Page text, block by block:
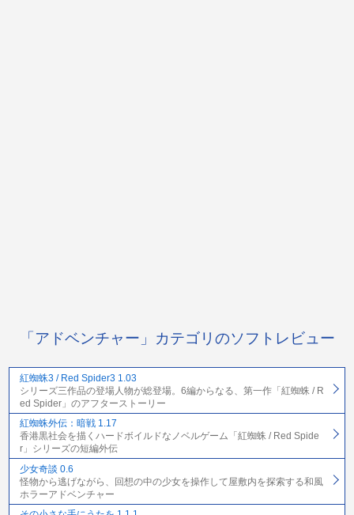
「アドベンチャー」カテゴリのソフトレビュー
紅蜘蛛3 / Red Spider3 1.03
シリーズ三作品の登場人物が総登場。6編からなる、第一作「紅蜘蛛 / R
ed Spider」のアフターストーリー
紅蜘蛛外伝：暗戦 1.17
香港黒社会を描くハードボイルドなノベルゲーム「紅蜘蛛 / Red Spide
r」シリーズの短編外伝
少女奇談 0.6
怪物から逃げながら、回想の中の少女を操作して屋敷内を探索する和風
ホラーアドベンチャー